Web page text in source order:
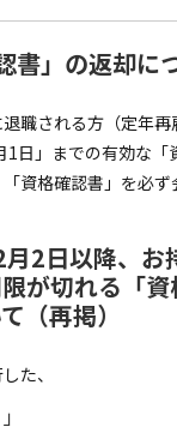
書」の返却に
職される方（定年
日」までの有効な「
資格確認書」を必
2日以降、お
が切れる「
（再掲）
た、